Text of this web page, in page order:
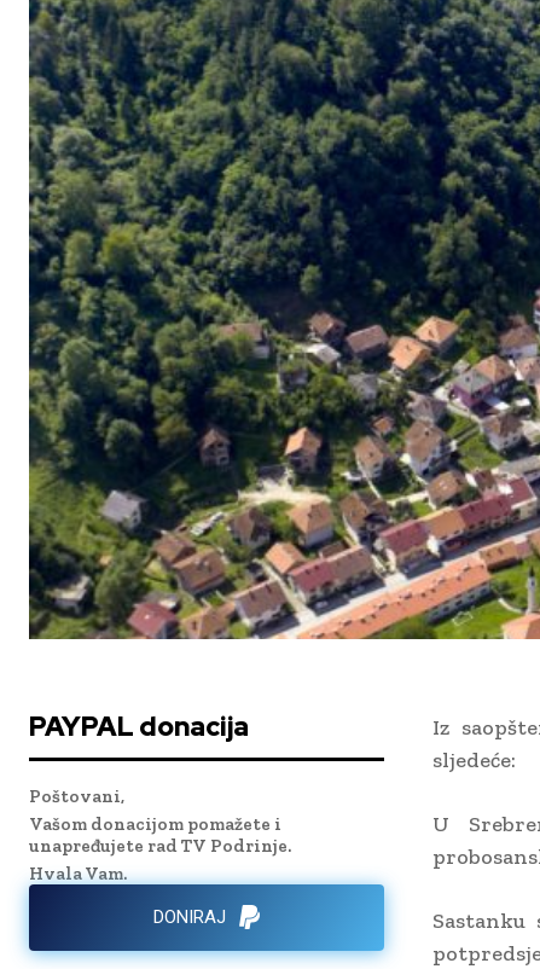
PAYPAL donacija
Poštovani,
Vašom donacijom pomažete i
unapređujete rad TV Podrinje.
Hvala Vam.
DONIRAJ
Iz
sljedeće:
U